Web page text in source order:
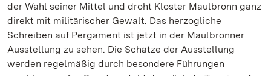
der Wahl seiner Mittel und droht Kloster Maulbronn ganz
direkt mit militärischer Gewalt. Das herzogliche
Schreiben auf Pergament ist jetzt in der Maulbronner
Ausstellung zu sehen. Die Schätze der Ausstellung
werden regelmäßig durch besondere Führungen